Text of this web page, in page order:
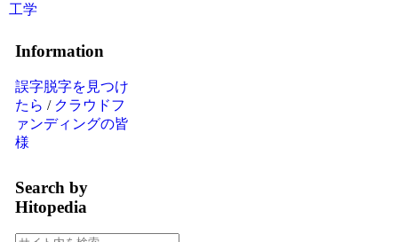
工学
Information
誤字脱字を見つけ
たら / クラウドフ
ァンディングの皆
様
Search by
Hitopedia